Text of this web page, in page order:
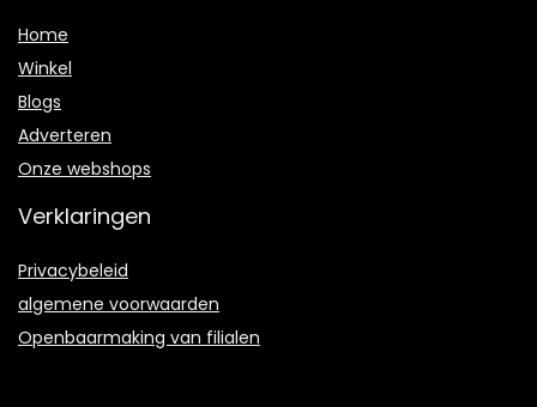
Home
Winkel
Blogs
Adverteren
Onze webshops
Verklaringen
Privacybeleid
algemene voorwaarden
Openbaarmaking van filialen